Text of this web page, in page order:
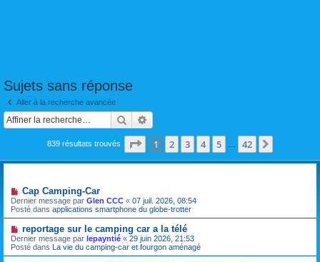
Sujets sans réponse
Aller à la recherche avancée
Rechercher
839 résultats trouvés Page 1sur42
1 2 3 4 5 42
N
o
u
v
a
u
m
e
Cap Camping-Car
Dernier message par Glen CCC « 07 juil. 2026, 08:54
Posté dans applications smartphone du globe-trotter
N
o
u
v
reportage sur le camping car a la télé
Dernier message par lepayntié « 29 juin 2026, 21:53
Posté dans La vie du camping-car et fourgon aménagé